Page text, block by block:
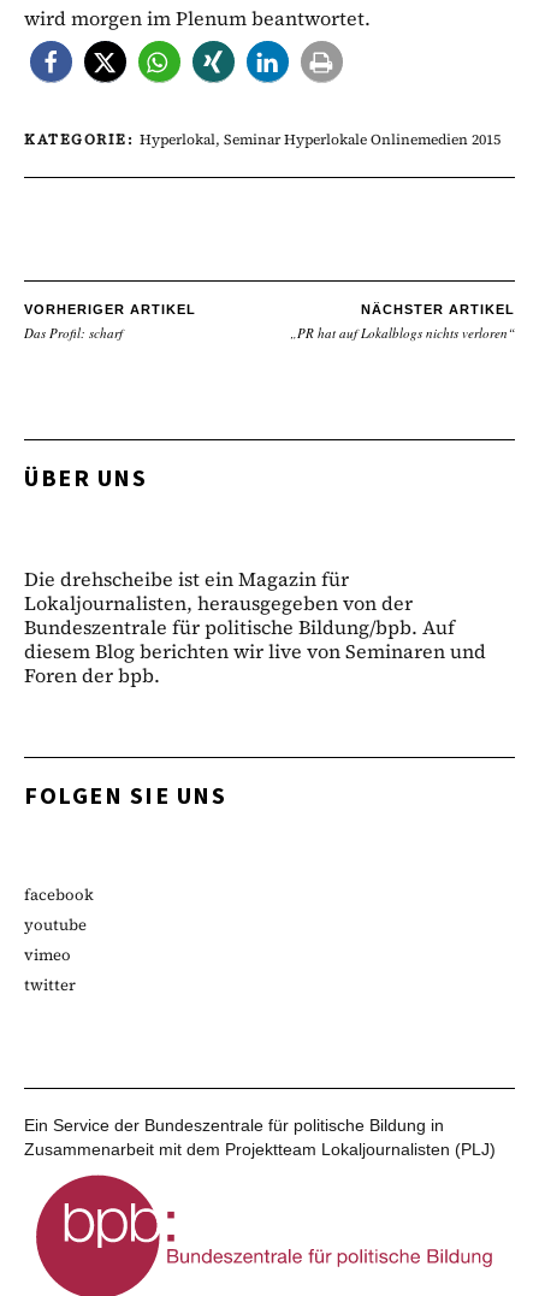
wird morgen im Plenum beantwortet.
KATEGORIE: Hyperlokal, Seminar Hyperlokale Onlinemedien 2015
VORHERIGER ARTIKEL
Das Profil: scharf
NÄCHSTER ARTIKEL
„PR hat auf Lokalblogs nichts verloren“
ÜBER UNS
Die drehscheibe ist ein Magazin für
Lokaljournalisten, herausgegeben von der
Bundeszentrale für politische Bildung/bpb. Auf
diesem Blog berichten wir live von Seminaren und
Foren der bpb.
FOLGEN SIE UNS
facebook
youtube
vimeo
twitter
Ein Service der Bundeszentrale für politische Bildung in
Zusammenarbeit mit dem Projektteam Lokaljournalisten (PLJ)